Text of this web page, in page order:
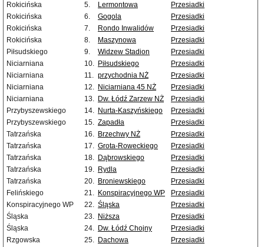
Rokicińska
5. Lermontowa
Przesiadki
Rokicińska
6. Gogola
Przesiadki
Rokicińska
7. Rondo Inwalidów
Przesiadki
Rokicińska
8. Maszynowa
Przesiadki
Piłsudskiego
9. Widzew Stadion
Przesiadki
Niciarniana
10. Piłsudskiego
Przesiadki
Niciarniana
11. przychodnia NŻ
Przesiadki
Niciarniana
12. Niciarniana 45 NŻ
Przesiadki
Niciarniana
13. Dw. Łódź Zarzew NŻ
Przesiadki
Przybyszewskiego
14. Nurta-Kaszyńskiego
Przesiadki
Przybyszewskiego
15. Zapadła
Przesiadki
Tatrzańska
16. Brzechwy NŻ
Przesiadki
Tatrzańska
17. Grota-Roweckiego
Przesiadki
Tatrzańska
18. Dąbrowskiego
Przesiadki
Tatrzańska
19. Rydla
Przesiadki
Tatrzańska
20. Broniewskiego
Przesiadki
Felińskiego
21. Konspiracyjnego WP
Przesiadki
Konspiracyjnego WP
22. Śląska
Przesiadki
Śląska
23. Niższa
Przesiadki
Śląska
24. Dw. Łódź Chojny
Przesiadki
Rzgowska
25. Dachowa
Przesiadki